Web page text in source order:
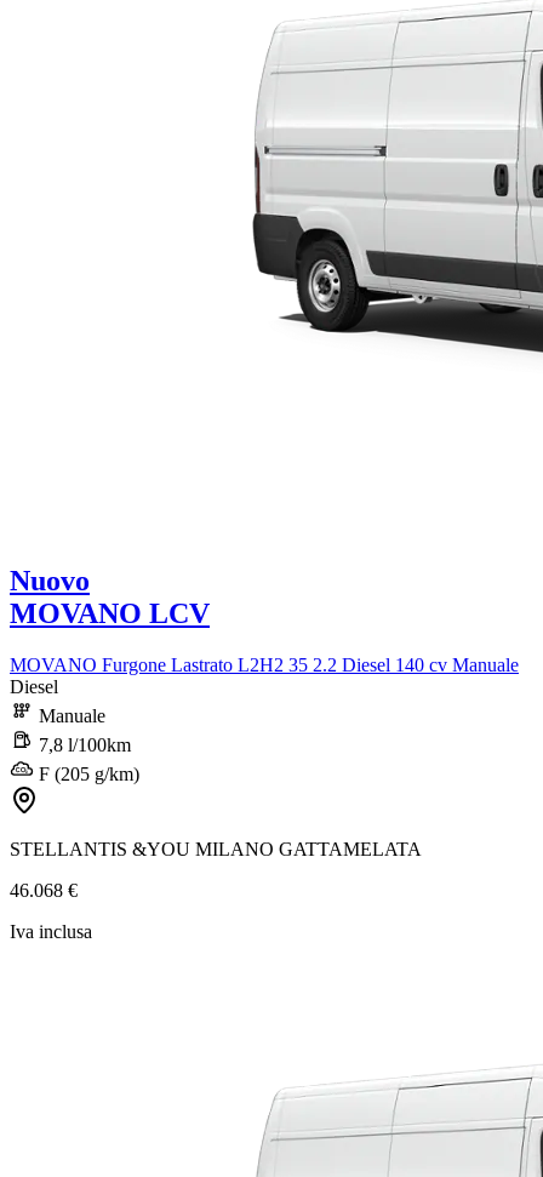
Nuovo
MOVANO LCV
MOVANO Furgone Lastrato L2H2 35 2.2 Diesel 140 cv Manuale
Diesel
Manuale
7,8 l/100km
F (205 g/km)
STELLANTIS &YOU MILANO GATTAMELATA
46.068 €
Iva inclusa